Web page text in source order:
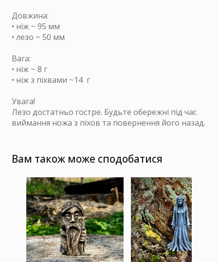
Довжина:
• ніж ~ 95 мм
• лезо ~ 50 мм
Вага:
• ніж ~ 8 г
• ніж з піхвами ~14 г
Увага!
Лезо достатньо гостре. Будьте обережні під час
виймання ножа з піхов та повернення його назад.
Вам також може сподобатися